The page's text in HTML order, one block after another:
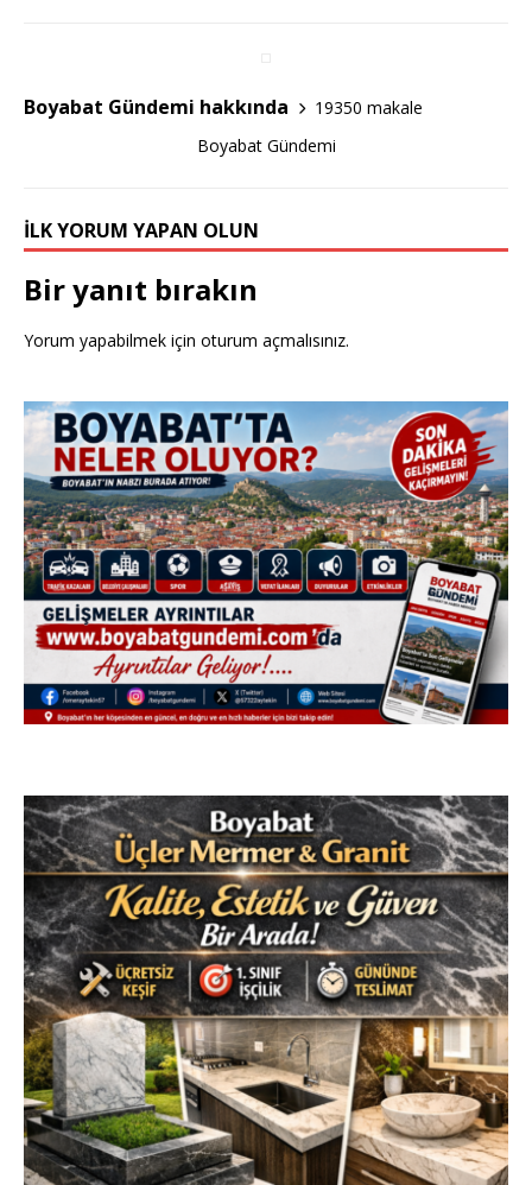
o
k
Boyabat Gündemi hakkında
19350 makale
Boyabat Gündemi
İLK YORUM YAPAN OLUN
Bir yanıt bırakın
Yorum yapabilmek için oturum açmalısınız.